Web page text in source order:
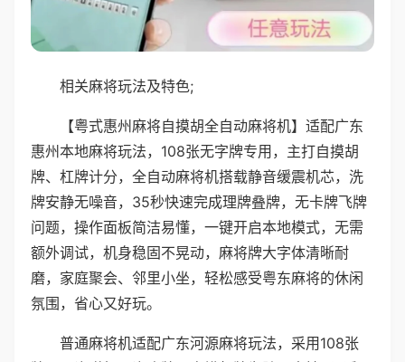
相关麻将玩法及特色;
【粤式惠州麻将自摸胡全自动麻将机】适配广东
惠州本地麻将玩法，108张无字牌专用，主打自摸胡
牌、杠牌计分，全自动麻将机搭载静音缓震机芯，洗
牌安静无噪音，35秒快速完成理牌叠牌，无卡牌飞牌
问题，操作面板简洁易懂，一键开启本地模式，无需
额外调试，机身稳固不晃动，麻将牌大字体清晰耐
磨，家庭聚会、邻里小坐，轻松感受粤东麻将的休闲
氛围，省心又好玩。
普通麻将机适配广东河源麻将玩法，采用108张